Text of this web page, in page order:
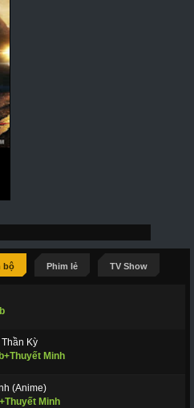
bộ Phim lẻ TV Show
Kỳ
Minh
(Anime)
Minh